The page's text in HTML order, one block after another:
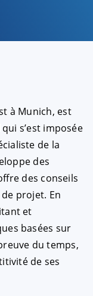
à Munich, est
s’est imposée
de la
des
des conseils
projet. En
et
basées sur
du temps,
de ses